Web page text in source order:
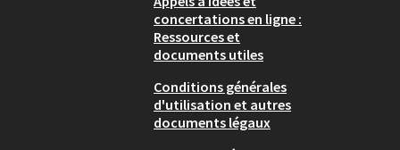
concertations en ligne :
Ressources et
documents utiles
Conditions générales
d'utilisation et autres
documents légaux